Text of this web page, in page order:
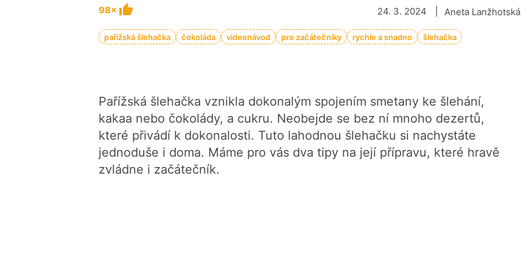
98× Aneta Lanžhotská
24. 3. 2024
pařížská šlehačka čokoláda videonávod pro začátečníky rychle a snadno šlehačka
Pařížská šlehačka vznikla dokonalým spojením smetany ke šlehání,
kakaa nebo čokolády, a cukru. Neobejde se bez ní mnoho dezertů,
které přivádí k dokonalosti. Tuto lahodnou šlehačku si nachystáte
jednoduše i doma. Máme pro vás dva tipy na její přípravu, které hravě
zvládne i začátečník.